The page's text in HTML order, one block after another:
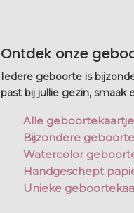
Ontdek onze
Iedere geboorte is
past bij jullie gezin, smaak
Alle
Bijzondere
Watercolor
Handgeschept
Unieke